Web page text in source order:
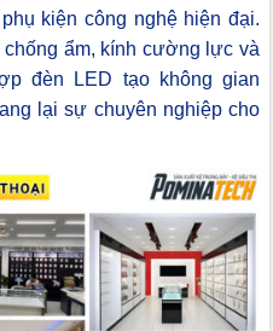
kiện công nghệ hiện đại.
ẩm, kính cường lực và
đèn LED tạo không gian
lại sự chuyên nghiệp cho